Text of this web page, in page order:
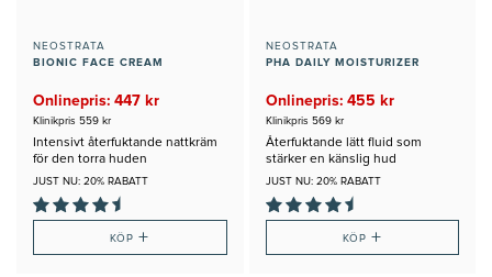
NEOSTRATA
BIONIC FACE CREAM
Onlinepris: 447 kr
Klinikpris 559 kr
Intensivt återfuktande nattkräm
för den torra huden
JUST NU: 20% RABATT
KÖP+
NEOSTRATA
PHA DAILY MOISTURIZER
Onlinepris: 455 kr
Klinikpris 569 kr
Återfuktande lätt fluid som
stärker en känslig hud
JUST NU: 20% RABATT
KÖP +